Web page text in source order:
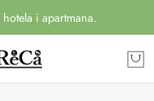
i apartmana.